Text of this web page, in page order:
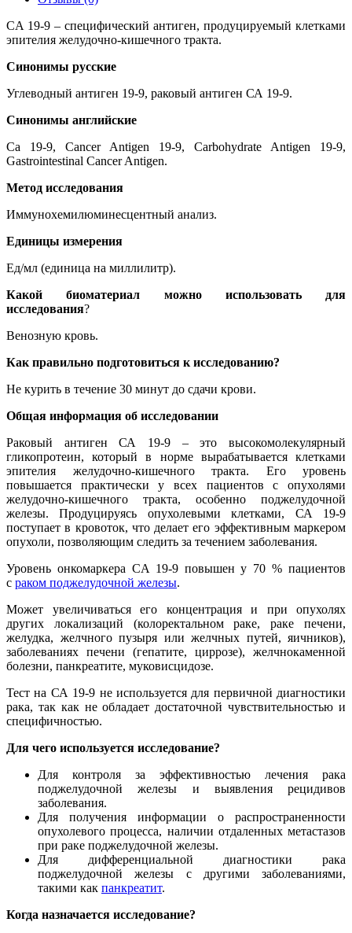
CA 19-9 – специфический антиген, продуцируемый клетками
эпителия желудочно-кишечного тракта.
Синонимы русские
Углеводный антиген 19-9, раковый антиген СА 19-9.
Синонимы английские
Ca 19-9, Cancer Antigen 19-9, Carbohydrate Antigen 19-9,
Gastrointestinal Cancer Antigen.
Метод исследования
Иммунохемилюминесцентный анализ.
Единицы измерения
Ед/мл (единица на миллилитр).
Какой биоматериал можно использовать для
исследования?
Венозную кровь.
Как правильно подготовиться к исследованию?
Не курить в течение 30 минут до сдачи крови.
Общая информация об исследовании
Раковый антиген СА 19-9 – это высокомолекулярный
гликопротеин, который в норме вырабатывается клетками
эпителия желудочно-кишечного тракта. Его уровень
повышается практически у всех пациентов с опухолями
желудочно-кишечного тракта, особенно поджелудочной
железы. Продуцируясь опухолевыми клетками, СА 19-9
поступает в кровоток, что делает его эффективным маркером
опухоли, позволяющим следить за течением заболевания.
Уровень онкомаркера CA 19-9 повышен у 70 % пациентов
с раком поджелудочной железы.
Может увеличиваться его концентрация и при опухолях
других локализаций (колоректальном раке, раке печени,
желудка, желчного пузыря или желчных путей, яичников),
заболеваниях печени (гепатите, циррозе), желчнокаменной
болезни, панкреатите, муковисцидозе.
Тест на СА 19-9 не используется для первичной диагностики
рака, так как не обладает достаточной чувствительностью и
специфичностью.
Для чего используется исследование?
Для контроля за эффективностью лечения рака
поджелудочной железы и выявления рецидивов
заболевания.
Для получения информации о распространенности
опухолевого процесса, наличии отдаленных метастазов
при раке поджелудочной железы.
Для дифференциальной диагностики рака
поджелудочной железы с другими заболеваниями,
такими как панкреатит.
Когда назначается исследование?